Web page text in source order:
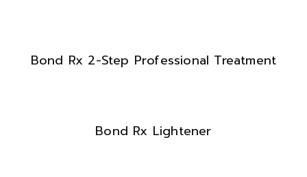
Bond Rx 2-Step Professional Treatment
Bond Rx Lightener